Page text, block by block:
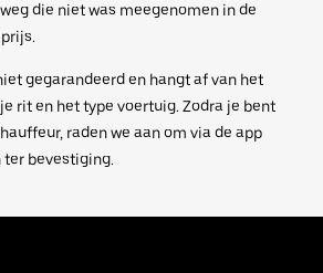
die niet was meegenomen in de
gegarandeerd en hangt af van het
rit en het type voertuig. Zodra je bent
raden we aan om via de app
bevestiging.